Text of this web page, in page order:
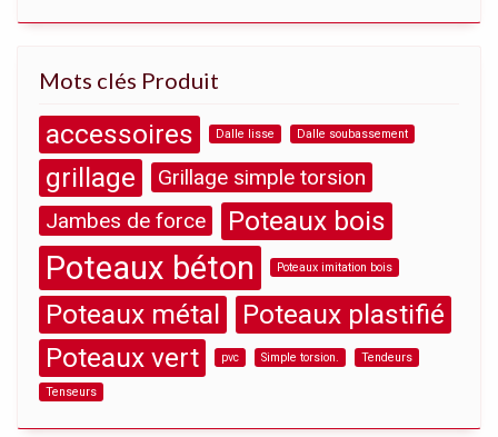
Mots clés Produit
accessoires Dalle lisse Dalle soubassement
grillage
Grillage simple torsion
Jambes de force
Poteaux bois
Poteaux béton Poteaux imitation bois
Poteaux métal
Poteaux plastifié
Poteaux vert
pvc Simple torsion. Tendeurs
Tenseurs